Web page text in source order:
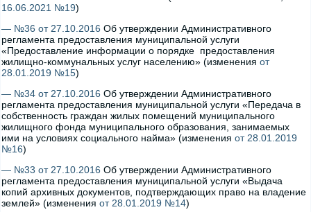
16.06.2021 №19)
— №36 от 27.10.2016 Об утверждении Административного
регламента предоставления муниципальной услуги
«Предоставление информации о порядке предоставления
жилищно-коммунальных услуг населению» (изменения от
28.01.2019 №15)
— №34 от 27.10.2016 Об утверждении Административного
регламента предоставления муниципальной услуги «Передача в
собственность граждан жилых помещений муниципального
жилищного фонда муниципального образования, занимаемых
ими на условиях социального найма» (изменения от 28.01.2019
№16)
— №33 от 27.10.2016 Об утверждении Административного
регламента предоставления муниципальной услуги «Выдача
копий архивных документов, подтверждающих право на владение
землей» (изменения от 28.01.2019 №14)